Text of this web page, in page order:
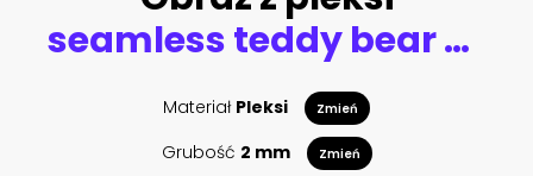
seamless teddy bear and clouds pattern vector illustration
Materiał Pleksi Zmień
Grubość 2 mm Zmień